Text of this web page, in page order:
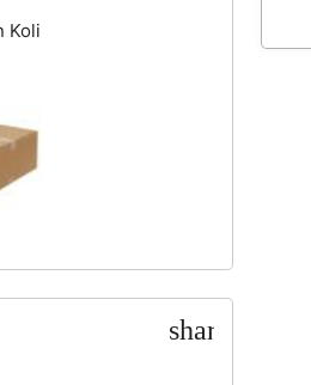
Koli